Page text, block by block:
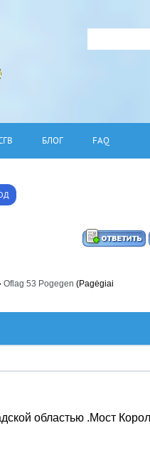
БЛОГ FAQ
Oflag 53 Pogegen (Pagėgiai
областью .Мост